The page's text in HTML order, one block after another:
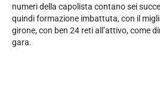
numeri della capolista contano sei
quindi formazione imbattuta, con il
girone, con ben 24 reti all’attivo, come
gara.